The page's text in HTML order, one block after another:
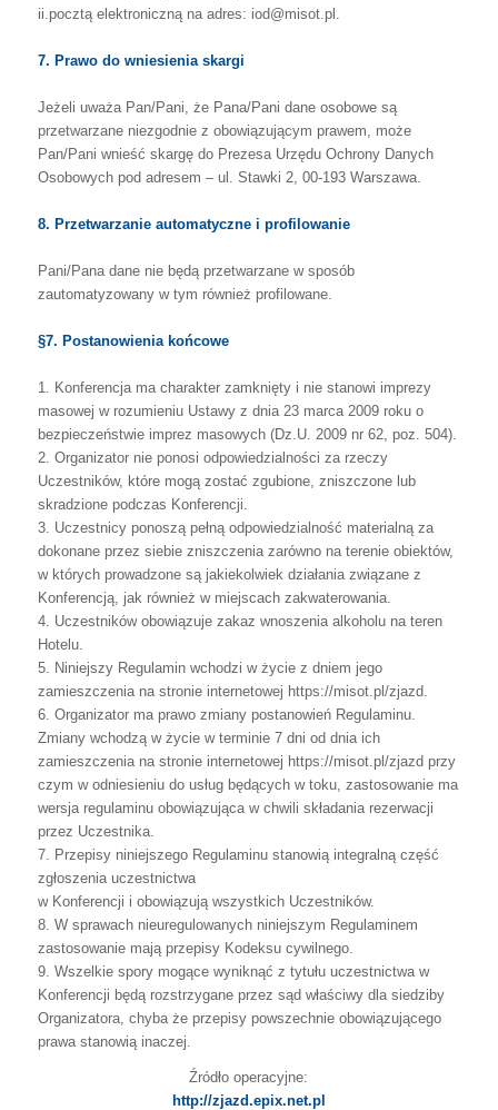
ii.pocztą elektroniczną na adres: iod@misot.pl.
7. Prawo do wniesienia skargi
Jeżeli uważa Pan/Pani, że Pana/Pani dane osobowe są
przetwarzane niezgodnie z obowiązującym prawem,
może
Pan/Pani wnieść skargę do Prezesa Urzędu Ochrony Danych
Osobowych pod adresem – ul. Stawki 2, 00-193 Warszawa.
8. Przetwarzanie automatyczne i profilowanie
Pani/Pana dane nie będą przetwarzane w sposób
zautomatyzowany w tym również profilowane.
§7. Postanowienia końcowe
1. Konferencja ma charakter zamknięty i nie stanowi imprezy
masowej w rozumieniu Ustawy z dnia 23 marca 2009 roku o
bezpieczeństwie imprez masowych (Dz.U. 2009 nr 62, poz. 504).
2. Organizator nie ponosi odpowiedzialności za rzeczy
Uczestników, które mogą zostać zgubione, zniszczone lub
skradzione podczas Konferencji.
3. Uczestnicy ponoszą pełną odpowiedzialność materialną za
dokonane przez siebie zniszczenia zarówno na terenie obiektów,
w których prowadzone są jakiekolwiek działania związane z
Konferencją, jak również w miejscach zakwaterowania.
4. Uczestników obowiązuje zakaz wnoszenia alkoholu na teren
Hotelu.
5.
Niniejszy Regulamin wchodzi w życie z dniem jego
zamieszczenia na stronie internetowej https://misot.pl/zjazd.
6. Organizator ma prawo zmiany postanowień Regulaminu.
Zmiany wchodzą w życie w terminie 7 dni od dnia ich
zamieszczenia na stronie internetowej https://misot.pl/zjazd przy
czym w odniesieniu do usług będących w toku, zastosowanie ma
wersja regulaminu obowiązująca w chwili składania rezerwacji
przez Uczestnika.
7.
Przepisy niniejszego Regulaminu stanowią integralną część
zgłoszenia uczestnictwa
w Konferencji i obowiązują wszystkich Uczestników.
8. W sprawach nieuregulowanych niniejszym Regulaminem
zastosowanie mają przepisy Kodeksu cywilnego.
9. Wszelkie spory mogące wyniknąć z tytułu uczestnictwa w
Konferencji będą rozstrzygane przez sąd właściwy dla siedziby
Organizatora, chyba że przepisy powszechnie obowiązującego
prawa stanowią inaczej.
Źródło operacyjne:
http://zjazd.epix.net.pl